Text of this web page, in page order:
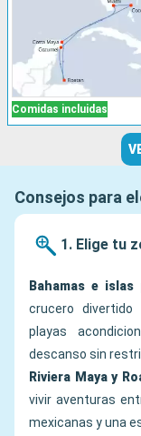
Comidas incluidas
Consejos para
1. Elige tu
Bahamas e islas
crucero divertido
playas
descanso sin
Riviera Maya y
vivir aventuras
mexicanas y una